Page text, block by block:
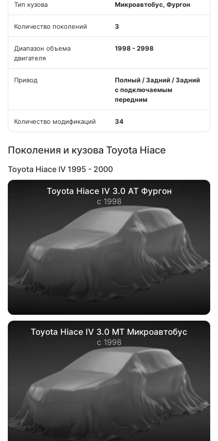
Тип кузова Микроавтобус, Фургон
Количество поколений 3
Диапазон объема
двигателя
1998 - 2998
Привод
Полный / Задний / Задний
с подключаемым
передним
Количество модификаций 34
Поколения и кузова Toyota Hiace
Toyota Hiace IV 1995 - 2000
Toyota Hiace IV 3.0 AT Фургон
с 1998
Toyota Hiace IV 3.0 МТ Микроавтобус
с 1998